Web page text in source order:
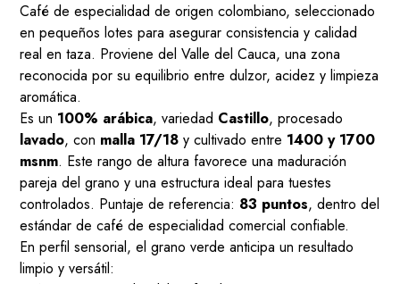
Café de especialidad de origen colombiano, seleccionado
en pequeños lotes para asegurar consistencia y calidad
real en taza. Proviene del Valle del Cauca, una zona
reconocida por su equilibrio entre dulzor, acidez y limpieza
aromática.
Es un 100% arábica, variedad Castillo, procesado
lavado, con malla 17/18 y cultivado entre 1400 y 1700
msnm. Este rango de altura favorece una maduración
pareja del grano y una estructura ideal para tuestes
controlados. Puntaje de referencia: 83 puntos, dentro del
estándar de café de especialidad comercial confiable.
En perfil sensorial, el grano verde anticipa un resultado
limpio y versátil: